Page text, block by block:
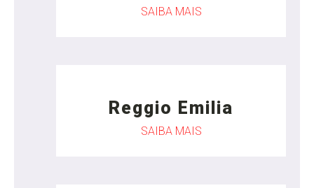
SAIBA MAIS
Reggio Emilia
SAIBA MAIS